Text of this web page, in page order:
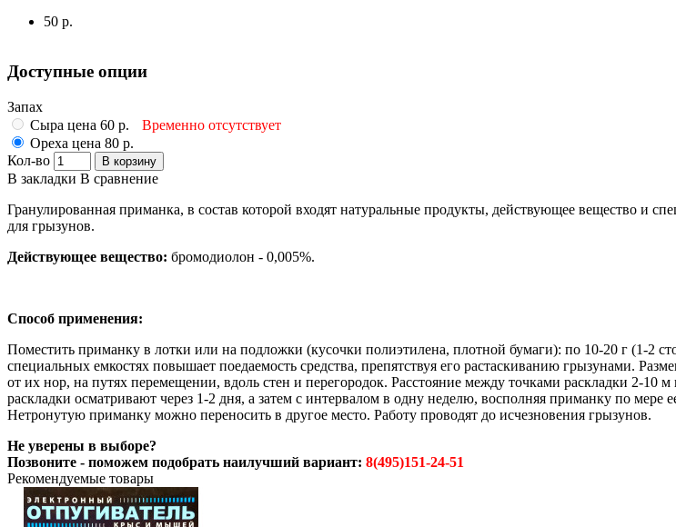
50 р.
Доступные опции
Запах
Сыра цена 60 р.
Временно отсутствует
Ореха цена 80 р.
Кол-во
В корзину
В закладки В сравнение
Гранулированная приманка, в состав которой входят натуральные продукты, действующее вещество и
для грызунов.
Действующее вещество: бромодиолон - 0,005%.
Способ применения:
Поместить приманку в лотки или на подложки (кусочки полиэтилена, плотной бумаги): по 10-20 г (1-2
специальных емкостях повышает поедаемость средства, препятствуя его растаскиванию грызунами.
от их нор, на путях перемещении, вдоль стен и перегородок. Расстояние между точками раскладки 2-
раскладки осматривают через 1-2 дня, а затем с интервалом в одну неделю, восполняя приманку по
Нетронутую приманку можно переносить в другое место. Работу проводят до исчезновения грызунов.
Не уверены в выборе?
Позвоните - поможем подобрать наилучший вариант: 8(495)151-24-51
Рекомендуемые товары